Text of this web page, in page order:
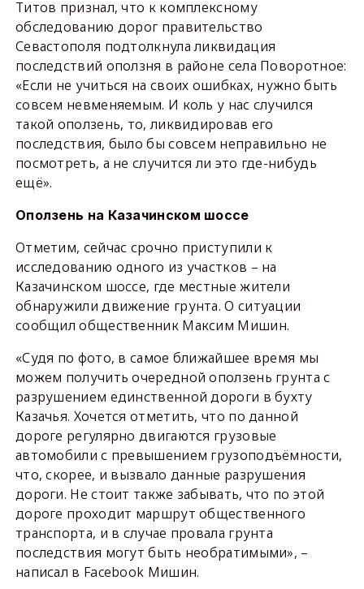
Титов признал, что к комплексному
обследованию дорог правительство
Севастополя подтолкнула ликвидация
последствий оползня в районе села Поворотное:
«Если не учиться на своих ошибках, нужно быть
совсем невменяемым. И коль у нас случился
такой оползень, то, ликвидировав его
последствия, было бы совсем неправильно не
посмотреть, а не случится ли это где-нибудь
ещё».
Оползень на Казачинском шоссе
Отметим, сейчас срочно приступили к
исследованию одного из участков – на
Казачинском шоссе, где местные жители
обнаружили движение грунта. О ситуации
сообщил общественник Максим Мишин.
«Судя по фото, в самое ближайшее время мы
можем получить очередной оползень грунта с
разрушением единственной дороги в бухту
Казачья. Хочется отметить, что по данной
дороге регулярно двигаются грузовые
автомобили с превышением грузоподъёмности,
что, скорее, и вызвало данные разрушения
дороги. Не стоит также забывать, что по этой
дороге проходит маршрут общественного
транспорта, и в случае провала грунта
последствия могут быть необратимыми», –
написал в Facebook Мишин.